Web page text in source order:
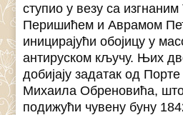
ступио у везу са
Перишићем и Аврамом
иницирајући обојицу у
антируском кључу. Њих
добијају задатак од
Михаила Обреновића,
подижући чувену буну